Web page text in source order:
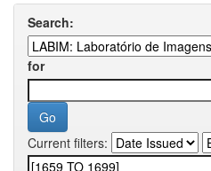
Search:
for
Current filters: